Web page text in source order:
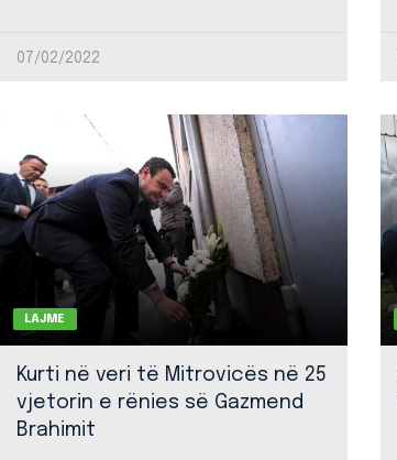
07/02/2022
LAJME
Kurti në veri të Mitrovicës në 25
vjetorin e rënies së Gazmend
Brahimit